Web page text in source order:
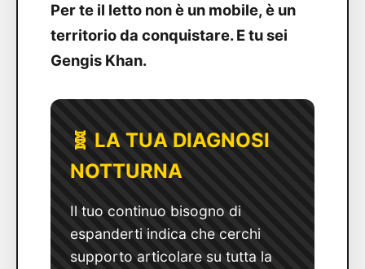
Per te il letto non è un mobile, è un
territorio da conquistare. E tu sei
Gengis Khan.
🧬 LA TUA DIAGNOSI
NOTTURNA
Il tuo continuo bisogno di
espanderti indica che cerchi
supporto articolare su tutta la